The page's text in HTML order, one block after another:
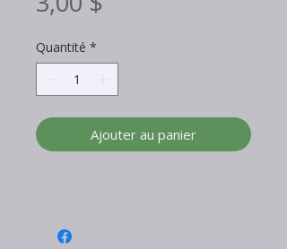
Quantité *
Ajouter au panier